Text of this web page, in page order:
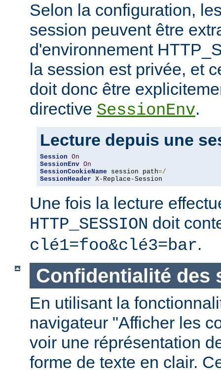
Selon la configuration,
session peuvent être
d'environnement
la session est privée, et
doit donc être
directive SessionEnv.
Lecture depuis une
Session On
SessionEnv On
SessionCookieName session path=/
SessionHeader X-Replace-Session
Une fois la lecture
HTTP_SESSION doit
clé1=foo&clé3=bar.
Confidentialité des
En utilisant la
navigateur "Afficher les
voir une réprésentation
forme de texte en clair.